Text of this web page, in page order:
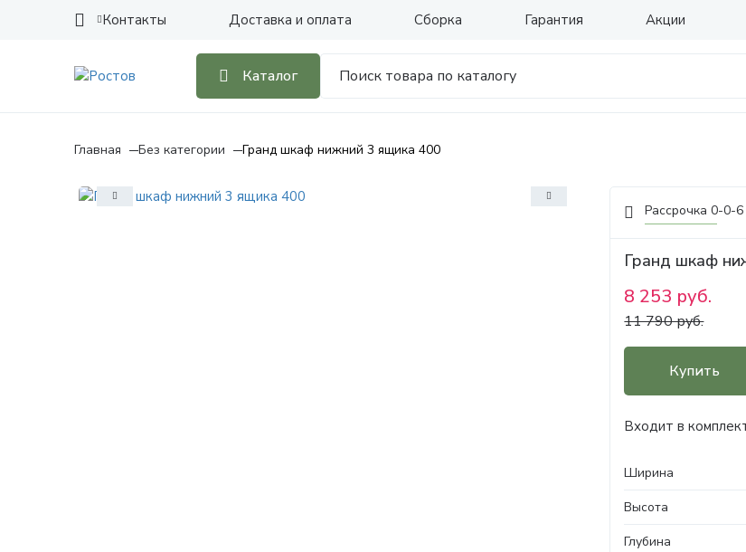
Контакты Доставка и оплата Сборка Гарантия Акции
Каталог
Главная Без категории Гранд шкаф нижний 3 ящика 400
Рассрочка 0-0-6
Гранд шкаф
8 253 руб.
11 790 руб.
Купить
Входит в
Ширина
Высота
Глубина